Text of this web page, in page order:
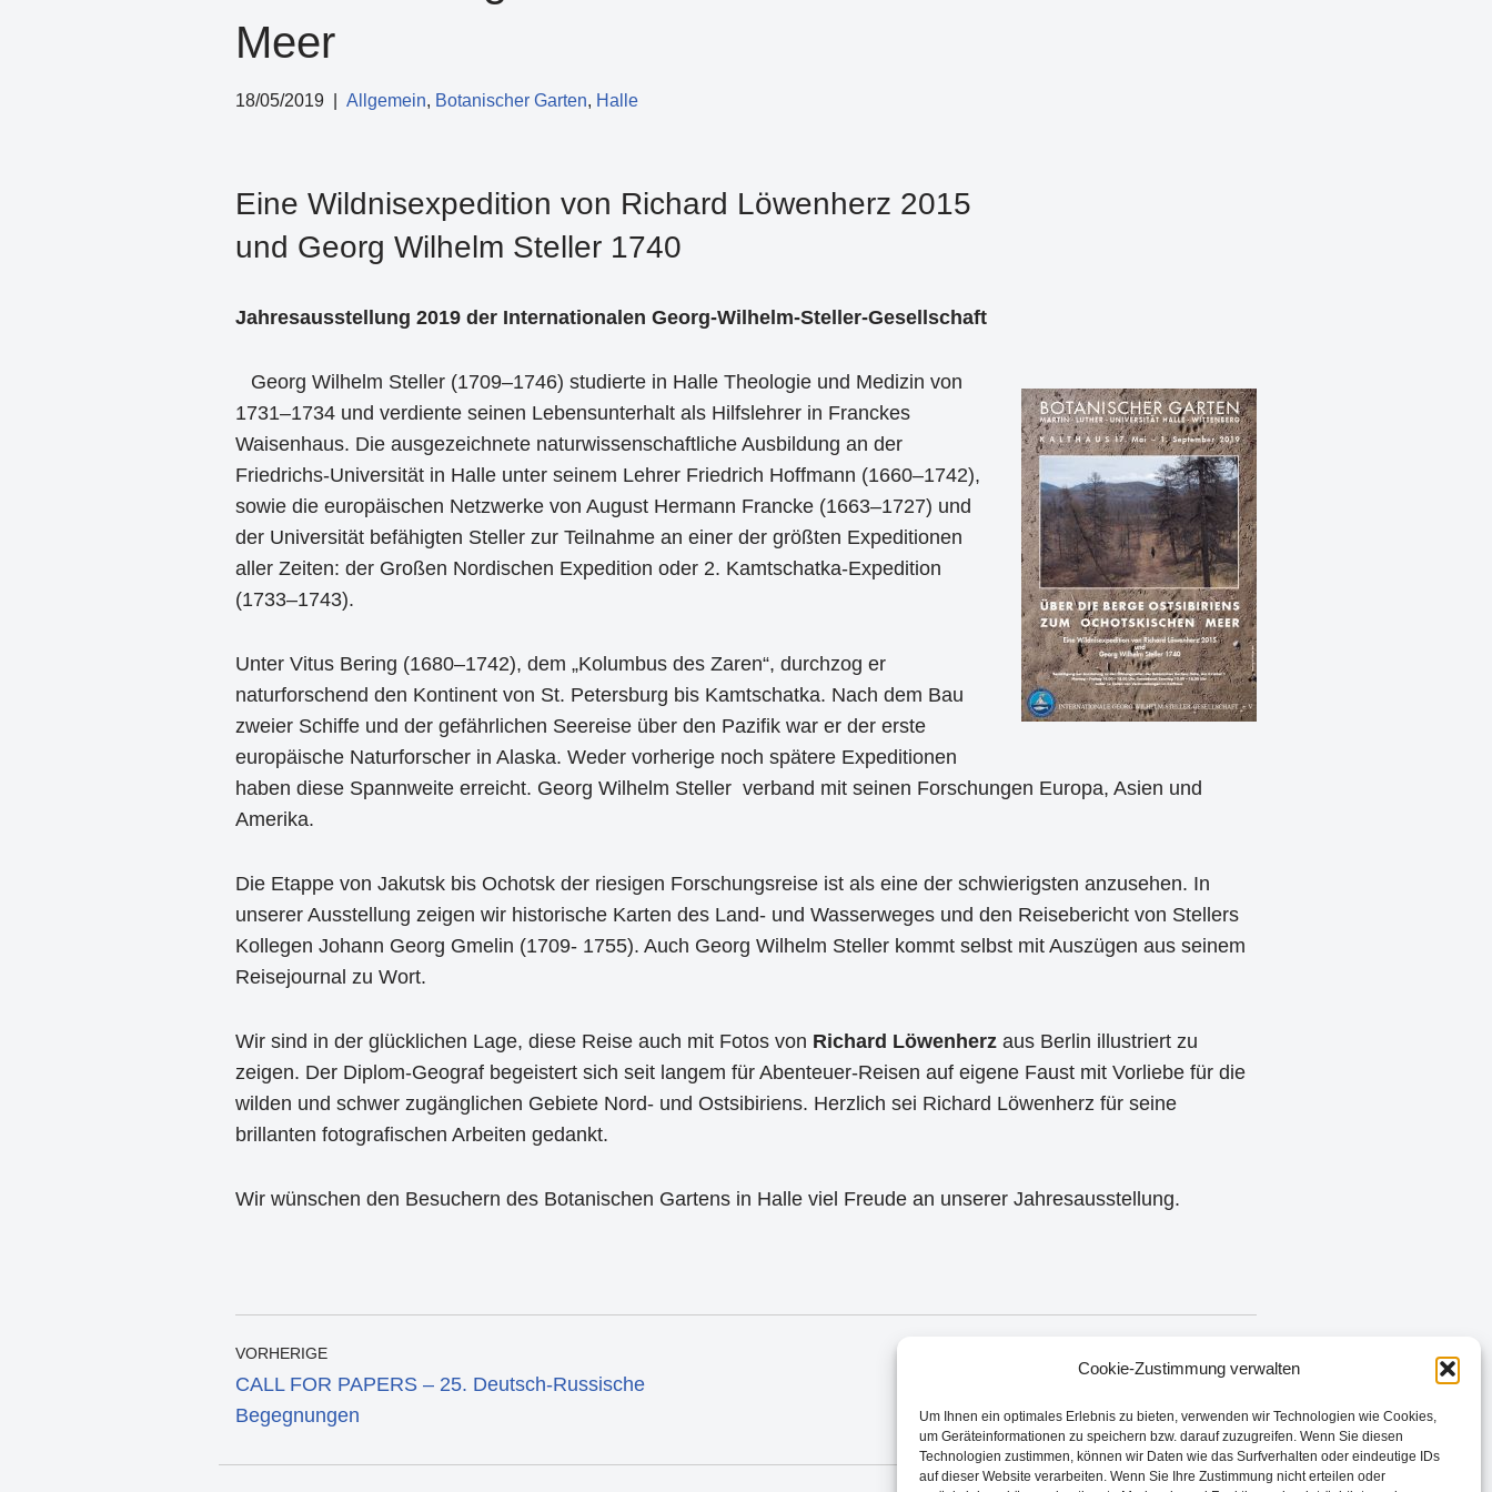
Cookie-Zustimmung verwalten
Um Ihnen ein optimales Erlebnis zu bieten, verwenden wir Technologien wie Cookies,
um Geräteinformationen zu speichern bzw. darauf zuzugreifen. Wenn Sie diesen
Technologien zustimmen, können wir Daten wie das Surfverhalten oder eindeutige IDs
auf dieser Website verarbeiten. Wenn Sie Ihre Zustimmung nicht erteilen oder
Meer
18/05/2019 Allgemein Botanischer Garten Halle
Eine Wildnisexpedition von Richard Löwenherz 2015
und Georg Wilhelm Steller 1740
Jahresausstellung 2019 der Internationalen Georg-Wilhelm-Steller-Gesellschaft
Georg Wilhelm Steller (1709–1746) studierte in Halle Theologie und Medizin von
1731–1734 und verdiente seinen Lebensunterhalt als Hilfslehrer in Franckes
Waisenhaus. Die ausgezeichnete naturwissenschaftliche Ausbildung an der
Friedrichs-Universität in Halle unter seinem Lehrer Friedrich Hoffmann (1660–1742),
sowie die europäischen Netzwerke von August Hermann Francke (1663–1727) und
der Universität befähigten Steller zur Teilnahme an einer der größten Expeditionen
aller Zeiten: der Großen Nordischen Expedition oder 2. Kamtschatka-Expedition
(1733–1743).
Unter Vitus Bering (1680–1742), dem „Kolumbus des Zaren“, durchzog er
naturforschend den Kontinent von St. Petersburg bis Kamtschatka. Nach dem Bau
zweier Schiffe und der gefährlichen Seereise über den Pazifik war er der erste
europäische Naturforscher in Alaska. Weder vorherige noch spätere Expeditionen
haben diese Spannweite erreicht. Georg Wilhelm Steller verband mit seinen Forschungen Europa, Asien und
Amerika.
Die Etappe von Jakutsk bis Ochotsk der riesigen Forschungsreise ist als eine der schwierigsten anzusehen. In
unserer Ausstellung zeigen wir historische Karten des Land- und Wasserweges und den Reisebericht von Stellers
Kollegen Johann Georg Gmelin (1709- 1755). Auch Georg Wilhelm Steller kommt selbst mit Auszügen aus seinem
Reisejournal zu Wort.
Wir sind in der glücklichen Lage, diese Reise auch mit Fotos von Richard Löwenherz aus Berlin illustriert zu
zeigen. Der Diplom-Geograf begeistert sich seit langem für Abenteuer-Reisen auf eigene Faust mit Vorliebe für die
wilden und schwer zugänglichen Gebiete Nord- und Ostsibiriens. Herzlich sei Richard Löwenherz für seine
brillanten fotografischen Arbeiten gedankt.
Wir wünschen den Besuchern des Botanischen Gartens in Halle viel Freude an unserer Jahresausstellung.
VORHERIGE
CALL FOR PAPERS – 25. Deutsch-Russische
Begegnungen
Nachts flogen die Gomuli